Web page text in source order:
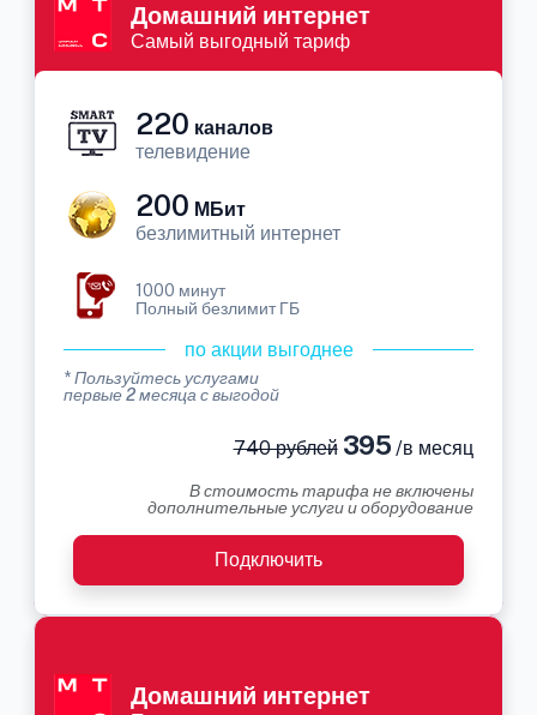
Домашний интернет
Самый выгодный тариф
220 каналов
телевидение
200 МБит
безлимитный интернет
1000 минут
Полный безлимит ГБ
по акции выгоднее
* Пользуйтесь услугами
первые 2 месяца с выгодой
740 рублей395 /в месяц
В стоимость тарифа не включены
дополнительные услуги и оборудование
Подключить
Домашний интернет